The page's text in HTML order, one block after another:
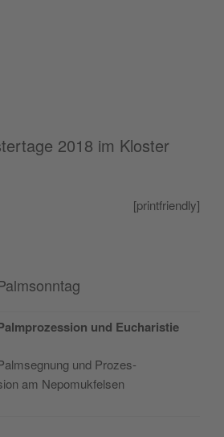
2018 im Kloster
[print­friendly]
und Eucharistie
und Pro­zes­
am Nepomukfelsen